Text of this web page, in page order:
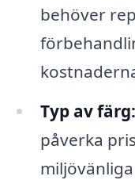
behöver
Typ av färg:
påverka